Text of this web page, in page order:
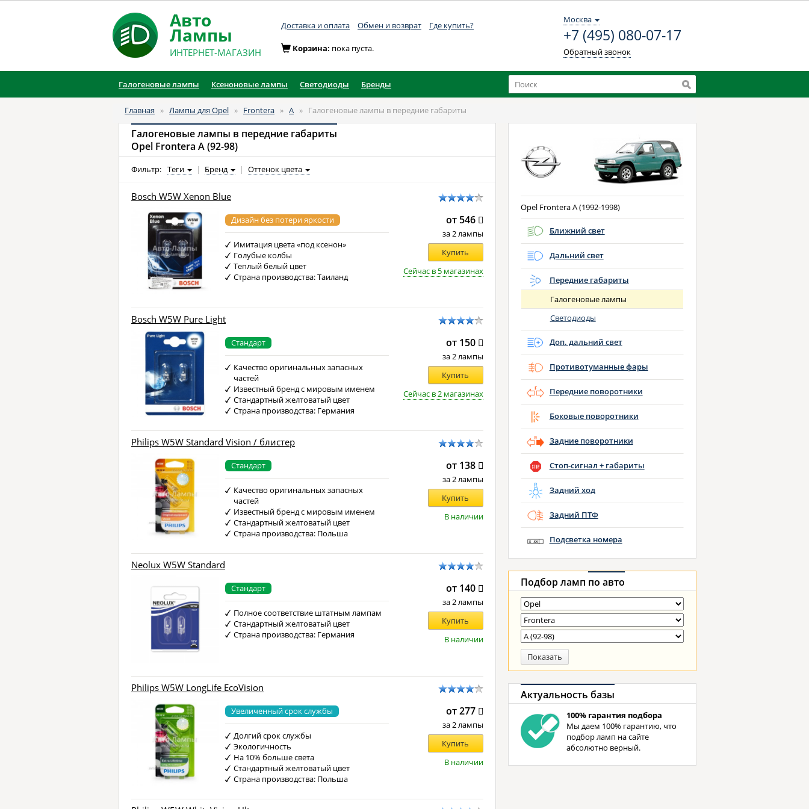
Авто
Лампы
ИНТЕРНЕТ-МАГАЗИН
Доставка и оплата Обмен и возврат Где купить?
Москва
+7 (495) 080-07-17
Обратный звонок
Корзина: пока пуста.
Галогеновые лампы Ксеноновые лампы Светодиоды Бренды
Главная » Лампы для Opel » Frontera » A » Галогеновые лампы в передние габариты
Галогеновые лампы в передние габариты
Opel Frontera A (92-98)
Фильтр: Теги | Бренд | Оттенок цвета
Bosch W5W Xenon Blue
Дизайн без потери яркости
Имитация цвета «под ксенон»
Голубые колбы
Теплый белый цвет
Страна производства: Таиланд
от 546
за 2 лампы
Купить
Сейчас в 5 магазинах
Bosch W5W Pure Light
Стандарт
Качество оригинальных запасных
частей
Известный бренд с мировым именем
Стандартный желтоватый цвет
Страна производства: Германия
от 150
за 2 лампы
Купить
Сейчас в 2 магазинах
Philips W5W Standard Vision / блистер
Стандарт
Качество оригинальных запасных
частей
Известный бренд с мировым именем
Стандартный желтоватый цвет
Страна производства: Польша
от 138
за 2 лампы
Купить
В наличии
Neolux W5W Standard
Стандарт
Полное соответствие штатным лампам
Стандартный желтоватый цвет
Страна производства: Германия
от 140
за 2 лампы
Купить
В наличии
Philips W5W LongLife EcoVision
Увеличенный срок службы
Долгий срок службы
Экологичность
На 10% больше света
Стандартный желтоватый цвет
Страна производства: Польша
от 277
за 2 лампы
Купить
В наличии
Opel Frontera A (1992-1998)
Ближний свет
Дальний свет
Передние габариты
Галогеновые лампы
Светодиоды
Доп. дальний свет
Противотуманные фары
Передние поворотники
Боковые поворотники
Задние поворотники
Стоп-сигнал + габариты
Задний ход
Задний ПТФ
Подсветка номера
Подбор ламп по авто
Показать
Актуальность базы
100% гарантия подбора
Мы даем 100% гарантию, что
подбор ламп на сайте
абсолютно верный.